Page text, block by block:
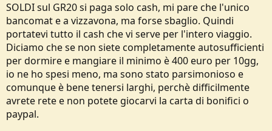
SOLDI sul GR20 si paga solo cash, mi pare che l'unico
bancomat e a vizzavona, ma forse sbaglio. Quindi
portatevi tutto il cash che vi serve per l'intero viaggio.
Diciamo che se non siete completamente autosufficienti
per dormire e mangiare il minimo è 400 euro per 10gg,
io ne ho spesi meno, ma sono stato parsimonioso e
comunque è bene tenersi larghi, perchè difficilmente
avrete rete e non potete giocarvi la carta di bonifici o
paypal.